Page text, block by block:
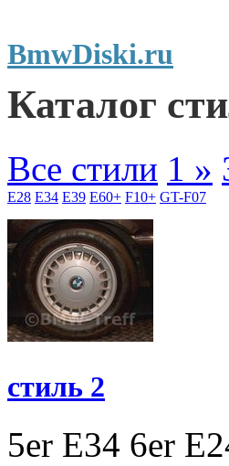
Каталог
Все стили 1 »
E28 E34 E39 E60+ F10+ GT-F07
BmwDiski.ru
стиль 2
5er E34 6er